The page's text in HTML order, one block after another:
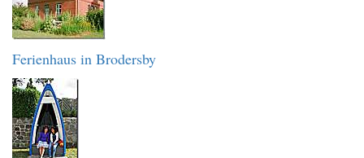
Ferienhaus in Brodersby